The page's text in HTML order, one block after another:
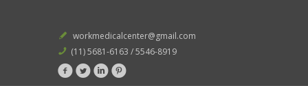
workmedicalcenter@gmail.com
(11) 5681-6163 / 5546-8919